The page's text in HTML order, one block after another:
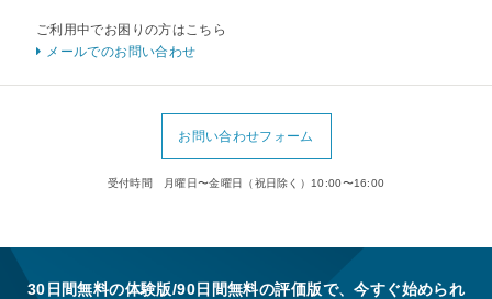
ご利用中でお困りの方はこちら
メールでのお問い合わせ
お問い合わせフォーム
受付時間 月曜日〜金曜日（祝日除く）10:00〜16:00
30日間無料の体験版/90日間無料の評価版で、今すぐ始められ